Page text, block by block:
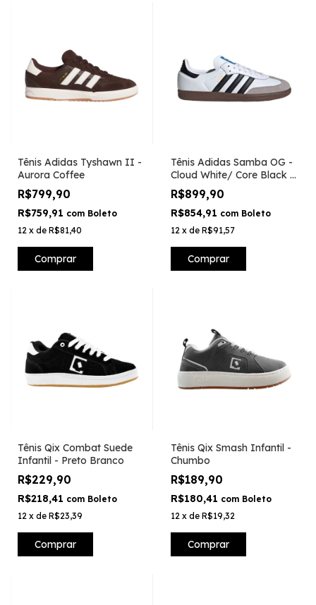
Tênis Adidas Tyshawn II -
Aurora Coffee
R$799,90
R$759,91 com Boleto
12 x de R$81,40
Comprar
Tênis Adidas Samba OG -
Cloud White/ Core Black /
Clear Granite
R$899,90
R$854,91 com Boleto
12 x de R$91,57
Comprar
Tênis Qix Combat Suede
Infantil - Preto Branco
R$229,90
R$218,41 com Boleto
12 x de R$23,39
Comprar
Tênis Qix Smash Infantil -
Chumbo
R$189,90
R$180,41 com Boleto
12 x de R$19,32
Comprar